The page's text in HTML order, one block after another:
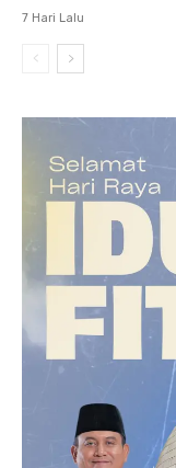
7 Hari Lalu